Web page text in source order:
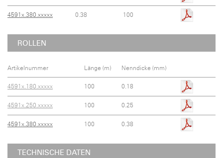
4591x.380.xxxxx 0.38 100
ROLLEN
Artikelnummer Länge (m) Nenndicke (mm)
4591x.180.xxxxx 100 0.18
4591x.250.xxxxx 100 0.25
4591x.380.xxxxx 100 0.38
TECHNISCHE DATEN